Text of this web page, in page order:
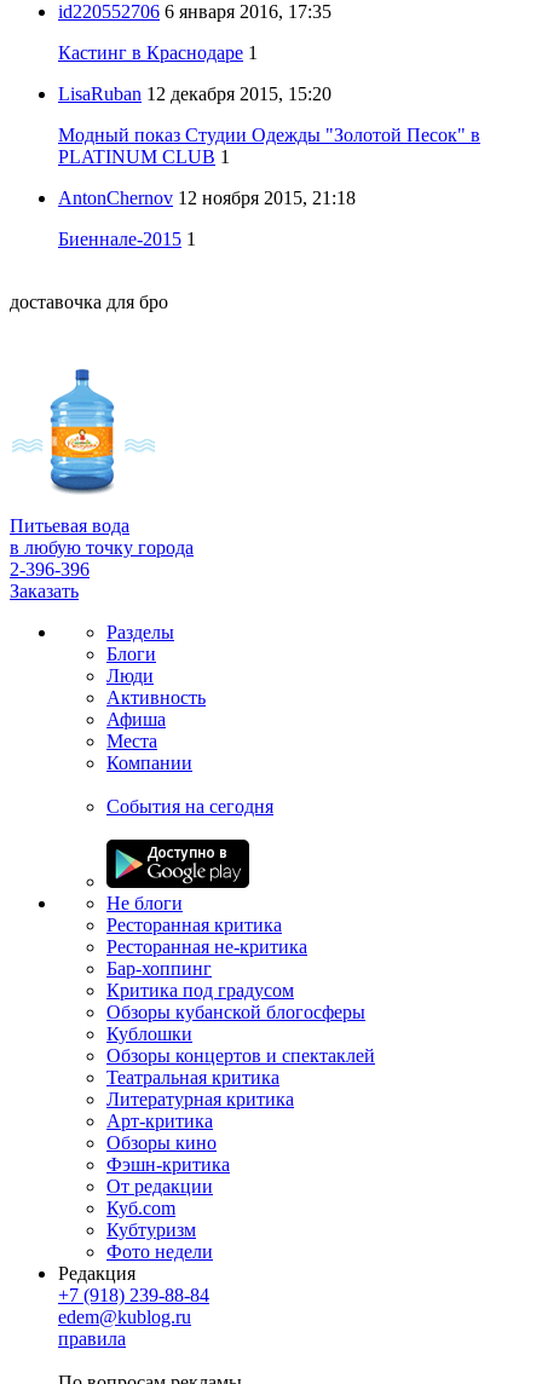
id220552706 6 января 2016, 17:35
Кастинг в Краснодаре 1
LisaRuban 12 декабря 2015, 15:20
Модный показ Студии Одежды "Золотой Песок" в
PLATINUM CLUB 1
AntonChernov 12 ноября 2015, 21:18
Биеннале-2015 1
доставочка для бро
Питьевая вода
в любую точку города
2-396-396
Заказать
Разделы
Блоги
Люди
Активность
Афиша
Места
Компании
События на сегодня
Не блоги
Ресторанная критика
Ресторанная не-критика
Бар-хоппинг
Критика под градусом
Обзоры кубанской блогосферы
Кублошки
Обзоры концертов и спектаклей
Театральная критика
Литературная критика
Арт-критика
Обзоры кино
Фэшн-критика
От редакции
Куб.com
Кубтуризм
Фото недели
Редакция
+7 (918) 239-88-84
edem@kublog.ru
правила